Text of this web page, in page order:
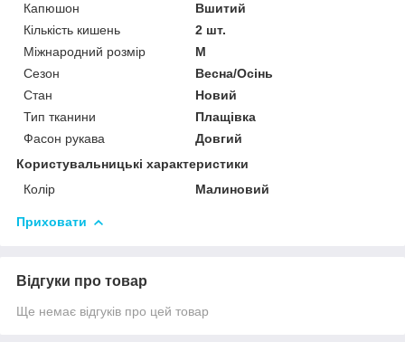
Капюшон
Вшитий
Кількість кишень
2 шт.
Міжнародний розмір
M
Сезон
Весна/Осінь
Стан
Новий
Тип тканини
Плащівка
Фасон рукава
Довгий
Користувальницькі характеристики
Колір
Малиновий
Приховати
Відгуки про товар
Ще немає відгуків про цей товар